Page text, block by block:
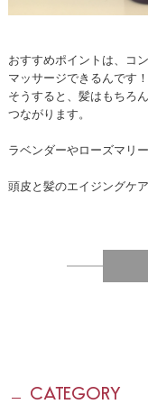
おすすめポイントは、コ
マッサージできるんです！
そうすると、髪はもちろ
つながります。
ラベンダーやローズマリ
頭皮と髪のエイジングケ
CATEGORY